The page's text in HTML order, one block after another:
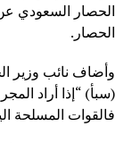
الحصار السعودي
الحصار.
وأضاف نائب وزير
(سبأ) “إذا أراد
فالقوات المسلحة